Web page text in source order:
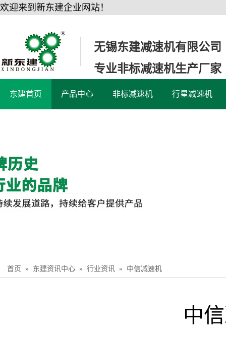
欢迎来到新东建企业网站！
无锡东建减速机有限公司
专业非标减速机生产厂家
东建首页 产品中心 非标减速机 行星减速机
首页 » 东建资讯中心 » 行业资讯 » 中信减速机
中